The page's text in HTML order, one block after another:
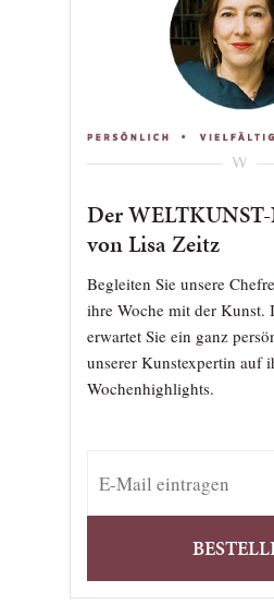
Der
von Lisa Zeitz
Begleiten Sie unsere
ihre Woche mit der Kunst.
erwartet Sie ein ganz
unserer Kunstexpertin auf
Wochenhighlights.